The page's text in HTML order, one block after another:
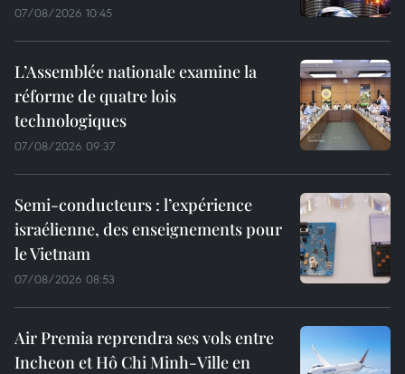
07/08/2026 10:45
L’Assemblée nationale examine la
réforme de quatre lois
technologiques
07/08/2026 09:37
Semi-conducteurs : l’expérience
israélienne, des enseignements pour
le Vietnam
07/08/2026 08:53
Air Premia reprendra ses vols entre
Incheon et Hô Chi Minh-Ville en